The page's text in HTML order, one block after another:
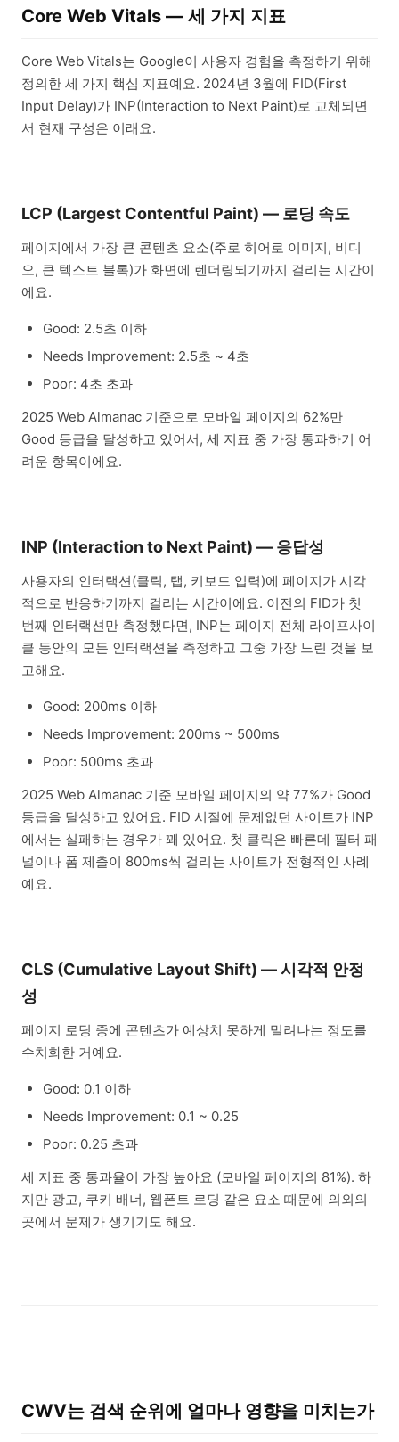
Core Web Vitals — 세 가지 지표
Core Web Vitals는 Google이 사용자 경험을 측정하기 위해
정의한 세 가지 핵심 지표예요. 2024년 3월에 FID(First
Input Delay)가 INP(Interaction to Next Paint)로 교체되면
서 현재 구성은 이래요.
LCP (Largest Contentful Paint) — 로딩 속도
페이지에서 가장 큰 콘텐츠 요소(주로 히어로 이미지, 비디
오, 큰 텍스트 블록)가 화면에 렌더링되기까지 걸리는 시간이
에요.
Good: 2.5초 이하
Needs Improvement: 2.5초 ~ 4초
Poor: 4초 초과
2025 Web Almanac 기준으로 모바일 페이지의 62%만
Good 등급을 달성하고 있어서, 세 지표 중 가장 통과하기 어
려운 항목이에요.
INP (Interaction to Next Paint) — 응답성
사용자의 인터랙션(클릭, 탭, 키보드 입력)에 페이지가 시각
적으로 반응하기까지 걸리는 시간이에요. 이전의 FID가 첫
번째 인터랙션만 측정했다면, INP는 페이지 전체 라이프사이
클 동안의 모든 인터랙션을 측정하고 그중 가장 느린 것을 보
고해요.
Good: 200ms 이하
Needs Improvement: 200ms ~ 500ms
Poor: 500ms 초과
2025 Web Almanac 기준 모바일 페이지의 약 77%가 Good
등급을 달성하고 있어요. FID 시절에 문제없던 사이트가 INP
에서는 실패하는 경우가 꽤 있어요. 첫 클릭은 빠른데 필터 패
널이나 폼 제출이 800ms씩 걸리는 사이트가 전형적인 사례
예요.
CLS (Cumulative Layout Shift) — 시각적 안정
성
페이지 로딩 중에 콘텐츠가 예상치 못하게 밀려나는 정도를
수치화한 거예요.
Good: 0.1 이하
Needs Improvement: 0.1 ~ 0.25
Poor: 0.25 초과
세 지표 중 통과율이 가장 높아요 (모바일 페이지의 81%). 하
지만 광고, 쿠키 배너, 웹폰트 로딩 같은 요소 때문에 의외의
곳에서 문제가 생기기도 해요.
CWV는 검색 순위에 얼마나 영향을 미치는가